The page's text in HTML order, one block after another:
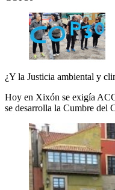
¿Y la Justicia ambiental y
Hoy en Xixón se exigía
se desarrolla la Cumbre del